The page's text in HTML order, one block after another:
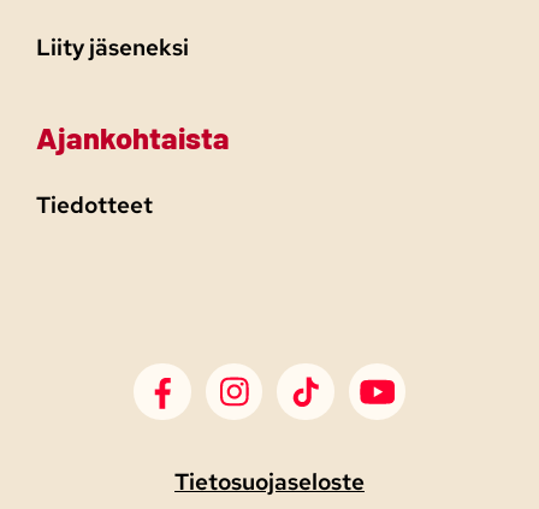
Liity jäseneksi
Ajankohtaista
Tiedotteet
SDP Facebook
SDP Instagram
SDP TikTokSDP Youtube
Tietosuojaseloste